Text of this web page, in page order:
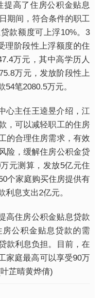
提高了住房公积金贴息
期间，符合条件的职工
款额度可上浮10%。3
理阶段性上浮额度的住
万元，其中高学历人
万元，发放阶段性上
笔2080.5万元。
心主任王逵昱介绍，江
，可以减轻职工的住房
的合理住房需求，有效
险，缓解住房公积金贷
元测算，发放5亿元住
个家庭购买住房提供有
利息支出2亿元。
高住房公积金贴息贷款
公积金贴息贷款的需
款利息负担。目前，在
家庭最高可以享受90万
芷晴黄烨倩)